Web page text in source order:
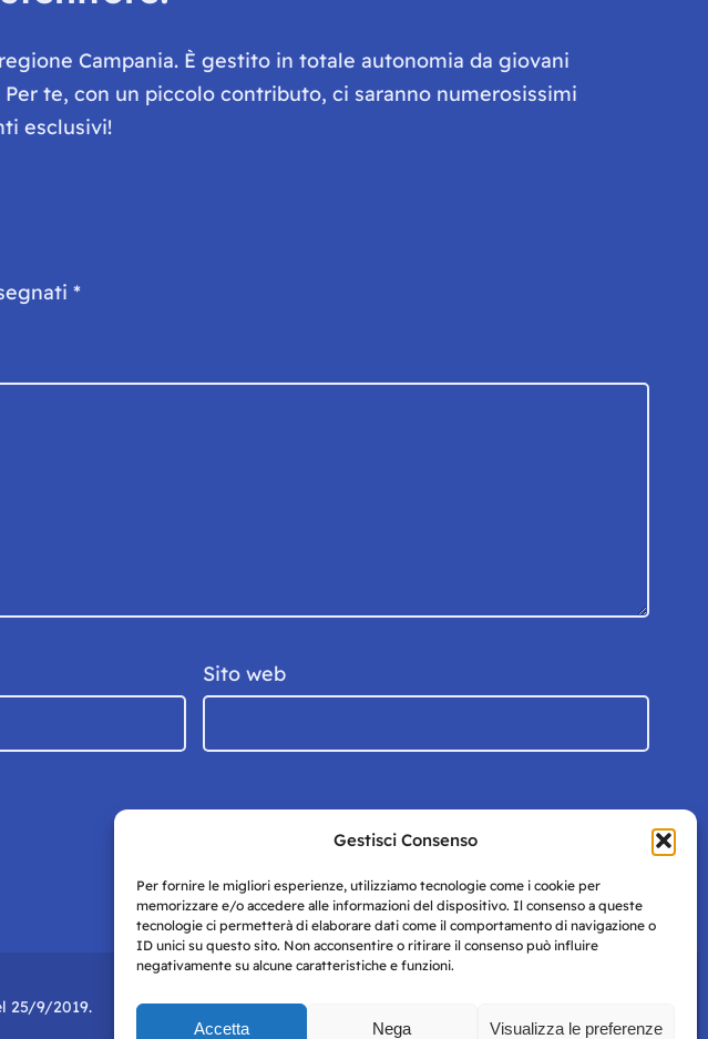
Gestisci Consenso
Per fornire le migliori esperienze, utilizziamo tecnologie come i cookie per
memorizzare e/o accedere alle informazioni del dispositivo. Il consenso a queste
tecnologie ci permetterà di elaborare dati come il comportamento di navigazione o
ID unici su questo sito. Non acconsentire o ritirare il consenso può influire
negativamente su alcune caratteristiche e funzioni.
Accetta Nega Visualizza le preferenze
Campania. È gestito in totale autonomia da giovani
te, con un piccolo contributo, ci saranno numerosissimi
esclusivi!
*
Sito web
25/9/2019.